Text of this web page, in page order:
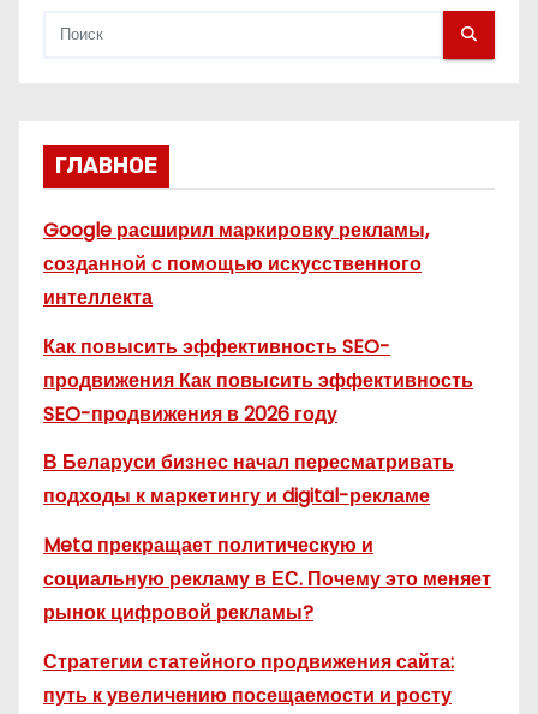
ГЛАВНОЕ
Google расширил маркировку рекламы,
созданной с помощью искусственного
интеллекта
Как повысить эффективность SEO-
продвижения Как повысить эффективность
SEO-продвижения в 2026 году
В Беларуси бизнес начал пересматривать
подходы к маркетингу и digital-рекламе
Meta прекращает политическую и
социальную рекламу в ЕС. Почему это меняет
рынок цифровой рекламы?
Стратегии статейного продвижения сайта:
путь к увеличению посещаемости и росту